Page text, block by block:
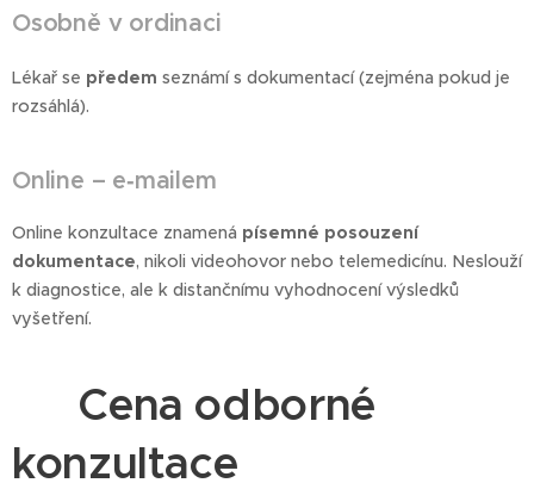
Osobně v ordinaci
Lékař se předem seznámí s dokumentací (zejména pokud je
rozsáhlá).
Online – e‑mailem
Online konzultace znamená písemné posouzení
dokumentace, nikoli videohovor nebo telemedicínu. Neslouží
k diagnostice, ale k distančnímu vyhodnocení výsledků
vyšetření.
💳 Cena odborné
konzultace